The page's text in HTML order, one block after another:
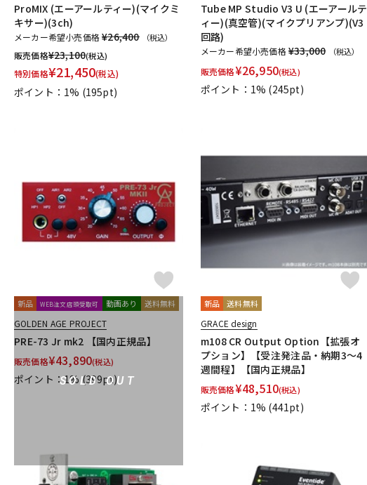
ProMIX (エーアールティー)(マイクミ
キサー)(3ch)
メーカー希望小売価格¥26,400 （税込）
販売価格¥23,100(税込)
特別価格¥21,450(税込)
ポイント：1% (195pt)
Tube MP Studio V3 U (エーアールテ
ィー)(真空管)(マイクプリアンプ)(V3
回路)
メーカー希望小売価格¥33,000 （税込）
販売価格¥26,950(税込)
ポイント：1% (245pt)
SOLD OUT
新品 WEB注文店頭受取可 動画あり 送料無料
GOLDEN AGE PROJECT
PRE-73 Jr mk2 【国内正規品】
販売価格¥43,890(税込)
ポイント：1%(399pt)
新品 送料無料
GRACE design
m108 CR Output Option【拡張オ
プション】【受注発注品・納期3～4
週間程】【国内正規品】
販売価格¥48,510(税込)
ポイント：1% (441pt)